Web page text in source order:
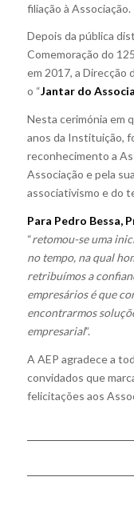
filiação à Associação.
Depois da pública
Comemoração do
em 2017, a Direcção
o “Jantar do
Nesta cerimónia em
anos da Instituição,
reconhecimento a
Associação e pela
associativismo e do
Para Pedro Bessa,
“retomou-se uma
no tempo, na qual
retribuímos a
empresários é que
encontrarmos
empresarial”.
A AEP agradece a
convidados que
felicitações aos